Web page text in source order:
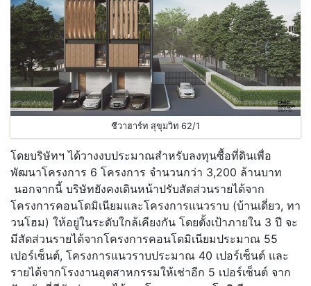
ชีวาฮาร์ท สุขุมวิท 62/1
โดยบริษัทฯ ได้วางงบประมาณสำหรับลงทุนซื้อที่ดินเพื่อ
พัฒนาโครงการ 6 โครงการ จำนวนกว่า 3,200 ล้านบาท
นอกจากนี้ บริษัทยังคงเดินหน้าปรับสัดส่วนรายได้จาก
โครงการคอนโดมิเนียมและโครงการแนวราบ (บ้านเดี่ยว, ทา
วนโฮม) ให้อยู่ในระดับใกล้เคียงกัน โดยตั้งเป้าภายใน 3 ปี จะ
มีสัดส่วนรายได้จากโครงการคอนโดมิเนียมประมาณ 55
เปอร์เซ็นต์, โครงการแนวราบประมาณ 40 เปอร์เซ็นต์ และ
รายได้จากโรงงานอุตสาหกรรมให้เช่าอีก 5 เปอร์เซ็นต์ จาก